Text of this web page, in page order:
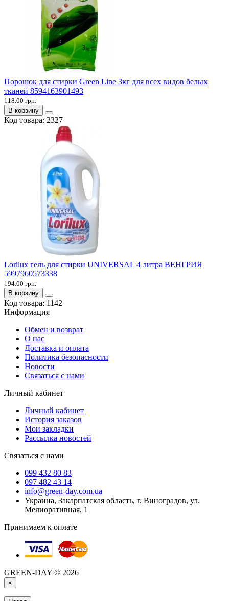
Порошок для стирки Green Line 3кг для всех видов белых
тканей 8594163901493
118.00 грн.
В корзину
Код товара: 2327
Lorilux гель для стирки UNIVERSAL 4 литра ВЕНГРИЯ
5997960573338
194.00 грн.
В корзину
Код товара: 1142
Информация
Обмен и возврат
О нас
Доставка и оплата
Политика безопасности
Новости
Связаться с нами
Личный кабинет
Личный кабинет
История заказов
Мои закладки
Рассылка новостей
Связаться с нами
099 432 80 83
097 482 43 14
info@green-day.com.ua
Украина, Закарпатская область, г. Виноградов, ул.
Мелиоративная, 1
Принимаем к оплате
GREEN-DAY © 2026
×